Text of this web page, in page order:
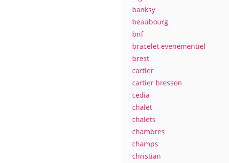
banksy
beaubourg
bnf
bracelet evenementiel
brest
cartier
cartier bresson
cedia
chalet
chalets
chambres
champs
christian